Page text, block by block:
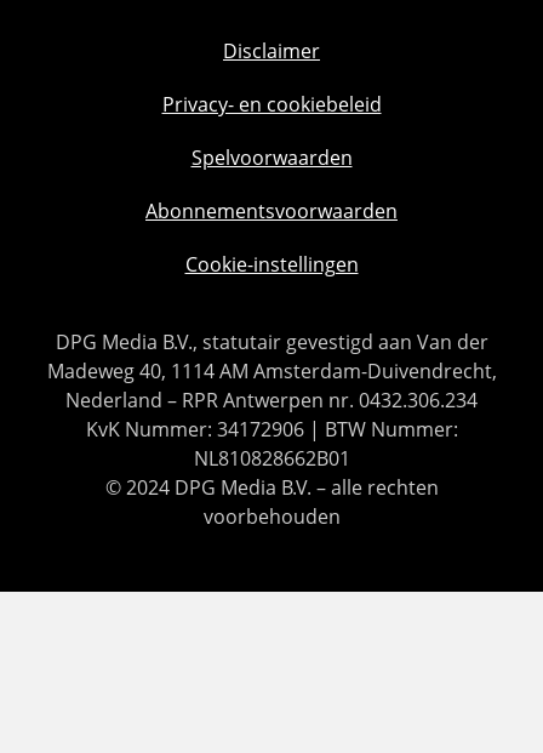
Disclaimer
Privacy- en cookiebeleid
Spelvoorwaarden
Abonnementsvoorwaarden
Cookie-instellingen
DPG Media B.V., statutair gevestigd aan Van der
Madeweg 40, 1114 AM Amsterdam-Duivendrecht,
Nederland – RPR Antwerpen nr. 0432.306.234
KvK Nummer: 34172906 | BTW Nummer:
NL810828662B01
© 2024 DPG Media B.V. – alle rechten
voorbehouden